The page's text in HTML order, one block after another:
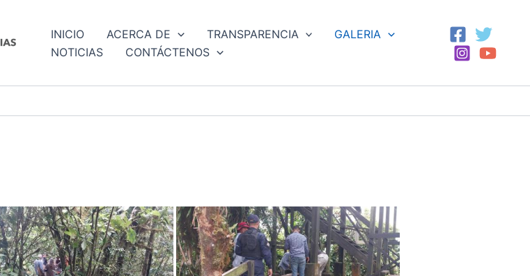
INICIO ACERCA DE TRANSPARENCIA
GALERIA
NOTICIAS
CONTÁCTENOS